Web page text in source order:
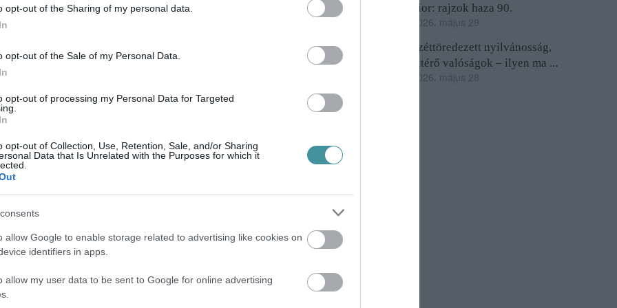
opt-out of the Sharing of my personal data.
opt-out of the Sale of my Personal Data.
opt-out of processing my Personal Data for Targeted
opt-out of Collection, Use, Retention, Sale, and/or Sharing
Data that Is Unrelated with the Purposes for which it
allow Google to enable storage related to advertising like cookies on
identifiers in apps.
allow my user data to be sent to Google for online advertising
Mirkóczki Ádám polgármester napirend előtt kért
lepte meg a fideszes önkormányzati
által is bemutat...
de miért nincs értelme 12
államtitkár szerint meg kell védeni a
felmerült a büntethetőség korhatárának leszállítása
körben. Egyetér...
szépen, inkább nem dolgoznak
András
Sior: rajzok haza 90.
2026. május 29
Széttöredezett nyilvánosság,
eltérő valóságok – ilyen ma ...
2026. május 28